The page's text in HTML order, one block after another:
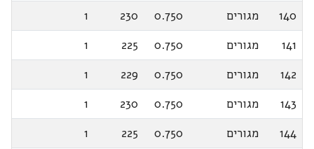
140
מגורים 0.750
230
1
141
מגורים 0.750
225
1
142
מגורים 0.750
229
1
143
מגורים 0.750
230
1
144
מגורים 0.750
225
1